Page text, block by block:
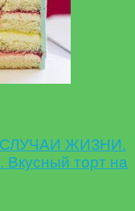
ЖИЗНИ.
Вкусный торт на